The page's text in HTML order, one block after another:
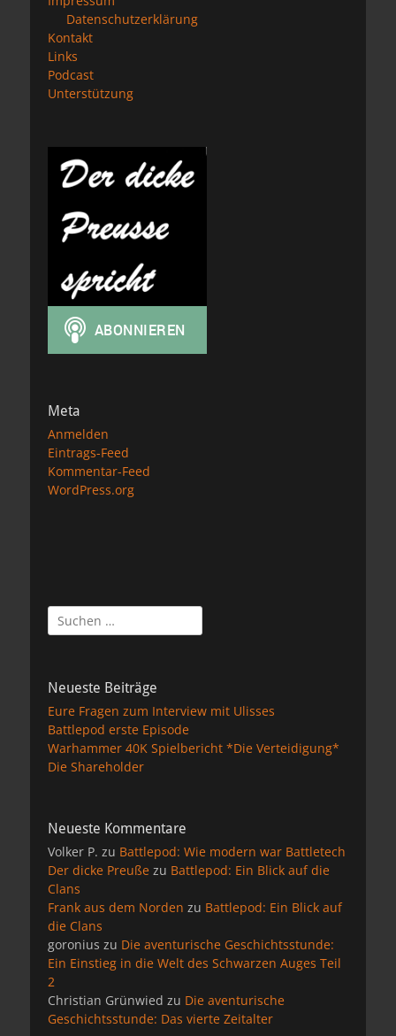
Datenschutzerklärung
Kontakt
Links
Podcast
Unterstützung
Meta
Anmelden
Eintrags-Feed
Kommentar-Feed
WordPress.org
Suchen
nach:
Neueste Beiträge
Eure Fragen zum Interview mit Ulisses
Battlepod erste Episode
Warhammer 40K Spielbericht *Die Verteidigung*
Die Shareholder
Neueste Kommentare
Volker P. zu Battlepod: Wie modern war Battletech
Der dicke Preuße zu Battlepod: Ein Blick auf die
Clans
Frank aus dem Norden zu Battlepod: Ein Blick auf
die Clans
goronius zu Die aventurische Geschichtsstunde:
Ein Einstieg in die Welt des Schwarzen Auges Teil
2
Christian Grünwied zu Die aventurische
Geschichtsstunde: Das vierte Zeitalter